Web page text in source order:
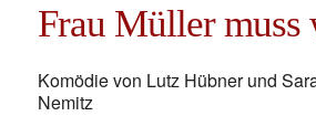
Frau Müller muss
Komödie von Lutz Hübner und
Nemitz